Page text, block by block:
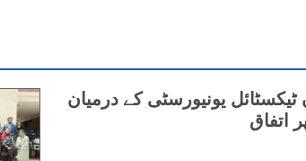
یونیورسٹی کے درمیان
اتفاق